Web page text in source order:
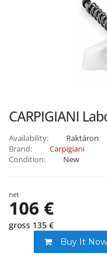
CARPIGIANI
Availability:
Raktáron
Brand:
Carpigiani
Condition:
New
net
106 €
gross 135 €
Buy It Now